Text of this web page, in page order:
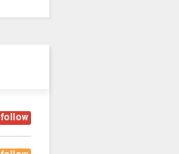
follow